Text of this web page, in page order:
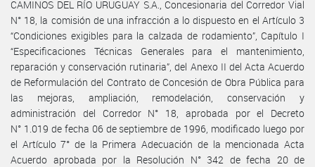
CAMINOS DEL RÍO URUGUAY S.A., Concesionaria del Corredor Vial
N° 18, la comisión de una infracción a lo dispuesto en el Artículo 3
“Condiciones exigibles para la calzada de rodamiento”, Capítulo I
“Especificaciones Técnicas Generales para el mantenimiento,
reparación y conservación rutinaria”, del Anexo II del Acta Acuerdo
de Reformulación del Contrato de Concesión de Obra Pública para
las mejoras, ampliación, remodelación, conservación y
administración del Corredor N° 18, aprobada por el Decreto
N° 1.019 de fecha 06 de septiembre de 1996, modificado luego por
el Artículo 7° de la Primera Adecuación de la mencionada Acta
Acuerdo aprobada por la Resolución N° 342 de fecha 20 de